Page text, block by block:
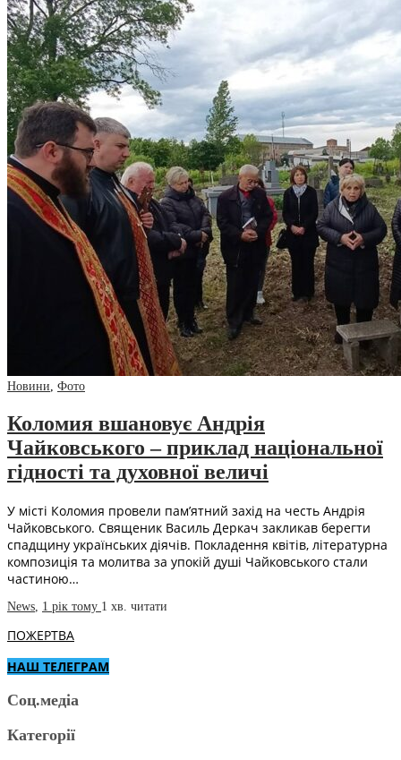
Новини, Фото
Коломия вшановує Андрія
Чайковського – приклад національної
гідності та духовної величі
У місті Коломия провели пам’ятний захід на честь Андрія
Чайковського. Священик Василь Деркач закликав берегти
спадщину українських діячів. Покладення квітів, літературна
композиція та молитва за упокій душі Чайковського стали
частиною…
News, 1 рік тому 1 хв. читати
ПОЖЕРТВА
НАШ ТЕЛЕГРАМ
Соц.медіа
Категорії